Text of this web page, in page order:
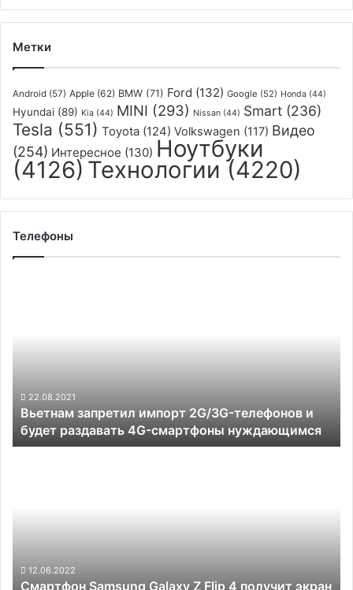
компания
уже
всё
на
всех
машинах
Метки
Android (57) Apple (62) BMW (71) Ford (132) Google (52) Honda (44)
Hyundai (89) Kia (44) MINI (293) Nissan (44) Smart (236)
Tesla (551) Toyota (124) Volkswagen (117) Видео
(254) Интересное (130) Ноутбуки
(4126) Технологии (4220)
Телефоны
раздавать
4G-
смартфоны
нуждающимся
22.08.2021
Вьетнам запретил импорт 2G/3G-телефонов и
будет раздавать 4G-смартфоны нуждающимся
экран12.06.2022
Смартфон Samsung Galaxy Z Flip 4 получит экран